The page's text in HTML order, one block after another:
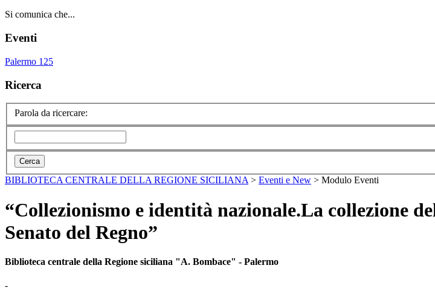
Si comunica che...
Eventi
Palermo 125
Ricerca
Parola da ricercare:
BIBLIOTECA CENTRALE DELLA REGIONE SICILIANA > Eventi e New > Modulo Eventi
“Collezionismo e identità nazionale.La collezione
Senato del Regno”
Biblioteca centrale della Regione siciliana "A. Bombace" - Palermo
-